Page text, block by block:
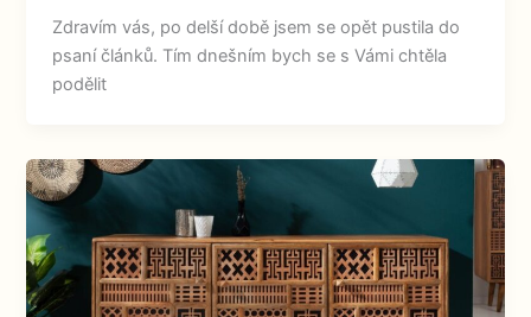
Zdravím vás, po delší době jsem se opět pustila do
psaní článků. Tím dnešním bych se s Vámi chtěla
podělit